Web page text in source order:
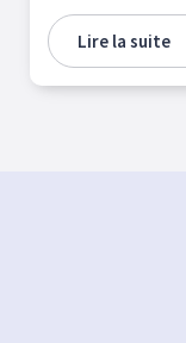
Lire la suite